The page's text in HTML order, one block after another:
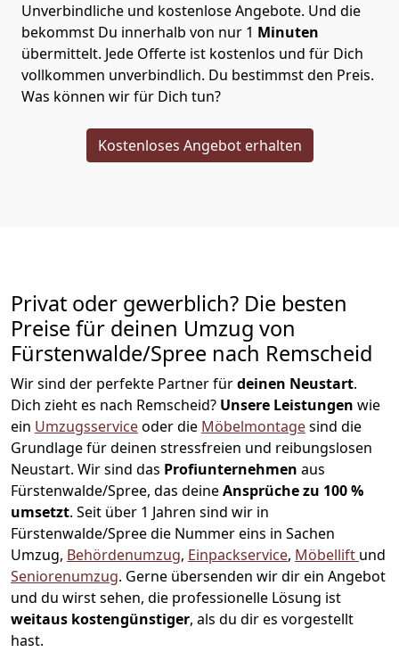
Unverbindliche und kostenlose Angebote. Und die
bekommst Du innerhalb von nur 1 Minuten
übermittelt. Jede Offerte ist kostenlos und für Dich
vollkommen unverbindlich. Du bestimmst den Preis.
Was können wir für Dich tun?
Kostenloses Angebot erhalten
Privat oder gewerblich? Die besten
Preise für deinen Umzug von
Fürstenwalde/Spree nach Remscheid
Wir sind der perfekte Partner fürdeinen Neustart.
Dich zieht es nach Remscheid? Unsere Leistungen wie
ein Umzugsserviceoder die Möbelmontagesind die
Grundlage für deinen stressfreien und reibungslosen
Neustart. Wir sind das Profiunternehmen aus
Fürstenwalde/Spree, das deineAnsprüche zu 100 %
umsetzt. Seit über 1 Jahren sind wir in
Fürstenwalde/Spree die Nummer eins in Sachen
Umzug, Behördenumzug, Einpackservice, Möbellift und
Seniorenumzug. Gerne übersenden wir dir ein Angebot
und du wirst sehen, die professionelle Lösung ist
weitaus kostengünstiger, als du dir es vorgestellt
hast.